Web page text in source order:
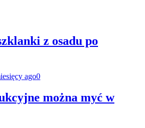
z osadu po
ago0
można myć w